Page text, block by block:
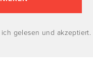
ich gelesen und akzeptiert.